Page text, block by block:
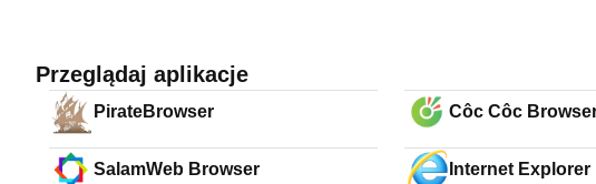
Przeglądaj aplikacje
PirateBrowser Côc Côc
SalamWeb Browser
Internet Explorer